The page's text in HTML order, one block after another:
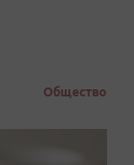
Общество